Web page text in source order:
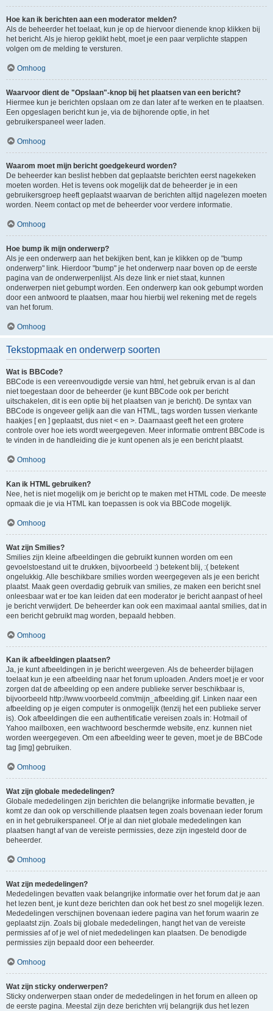
Hoe kan ik berichten aan een moderator melden?
Als de beheerder het toelaat, kun je op de hiervoor dienende knop klikken bij
het bericht. Als je hierop geklikt hebt, moet je een paar verplichte stappen
volgen om de melding te versturen.
Omhoog
Waarvoor dient de "Opslaan"-knop bij het plaatsen van een bericht?
Hiermee kun je berichten opslaan om ze dan later af te werken en te plaatsen.
Een opgeslagen bericht kun je, via de bijhorende optie, in het
gebruikerspaneel weer laden.
Omhoog
Waarom moet mijn bericht goedgekeurd worden?
De beheerder kan beslist hebben dat geplaatste berichten eerst nagekeken
moeten worden. Het is tevens ook mogelijk dat de beheerder je in een
gebruikersgroep heeft geplaatst waarvan de berichten altijd nagelezen moeten
worden. Neem contact op met de beheerder voor verdere informatie.
Omhoog
Hoe bump ik mijn onderwerp?
Als je een onderwerp aan het bekijken bent, kan je klikken op de "bump
onderwerp" link. Hierdoor "bump" je het onderwerp naar boven op de eerste
pagina van de onderwerpenlijst. Als deze link er niet staat, kunnen
onderwerpen niet gebumpt worden. Een onderwerp kan ook gebumpt worden
door een antwoord te plaatsen, maar hou hierbij wel rekening met de regels
van het forum.
Omhoog
Tekstopmaak en onderwerp soorten
Wat is BBCode?
BBCode is een vereenvoudigde versie van html, het gebruik ervan is al dan
niet toegestaan door de beheerder (je kunt BBCode ook per bericht
uitschakelen, dit is een optie bij het plaatsen van je bericht). De syntax van
BBCode is ongeveer gelijk aan die van HTML, tags worden tussen vierkante
haakjes [ en ] geplaatst, dus niet < en >. Daarnaast geeft het een grotere
controle over hoe iets wordt weergegeven. Meer informatie omtrent BBCode is
te vinden in de handleiding die je kunt openen als je een bericht plaatst.
Omhoog
Kan ik HTML gebruiken?
Nee, het is niet mogelijk om je bericht op te maken met HTML code. De meeste
opmaak die je via HTML kan toepassen is ook via BBCode mogelijk.
Omhoog
Wat zijn Smilies?
Smilies zijn kleine afbeeldingen die gebruikt kunnen worden om een
gevoelstoestand uit te drukken, bijvoorbeeld :) betekent blij, :( betekent
ongelukkig. Alle beschikbare smilies worden weergegeven als je een bericht
plaatst. Maak geen overdadig gebruik van smilies, ze maken een bericht snel
onleesbaar wat er toe kan leiden dat een moderator je bericht aanpast of heel
je bericht verwijdert. De beheerder kan ook een maximaal aantal smilies, dat in
een bericht gebruikt mag worden, bepaald hebben.
Omhoog
Kan ik afbeeldingen plaatsen?
Ja, je kunt afbeeldingen in je bericht weergeven. Als de beheerder bijlagen
toelaat kun je een afbeelding naar het forum uploaden. Anders moet je er voor
zorgen dat de afbeelding op een andere publieke server beschikbaar is,
bijvoorbeeld http://www.voorbeeld.com/mijn_afbeelding.gif. Linken naar een
afbeelding op je eigen computer is onmogelijk (tenzij het een publieke server
is). Ook afbeeldingen die een authentificatie vereisen zoals in: Hotmail of
Yahoo mailboxen, een wachtwoord beschermde website, enz. kunnen niet
worden weergegeven. Om een afbeelding weer te geven, moet je de BBCode
tag [img] gebruiken.
Omhoog
Wat zijn globale mededelingen?
Globale mededelingen zijn berichten die belangrijke informatie bevatten, je
komt ze dan ook op verschillende plaatsen tegen zoals bovenaan ieder forum
en in het gebruikerspaneel. Of je al dan niet globale mededelingen kan
plaatsen hangt af van de vereiste permissies, deze zijn ingesteld door de
beheerder.
Omhoog
Wat zijn mededelingen?
Mededelingen bevatten vaak belangrijke informatie over het forum dat je aan
het lezen bent, je kunt deze berichten dan ook het best zo snel mogelijk lezen.
Mededelingen verschijnen bovenaan iedere pagina van het forum waarin ze
geplaatst zijn. Zoals bij globale mededelingen, hangt het van de vereiste
permissies af of je wel of niet mededelingen kan plaatsen. De benodigde
permissies zijn bepaald door een beheerder.
Omhoog
Wat zijn sticky onderwerpen?
Sticky onderwerpen staan onder de mededelingen in het forum en alleen op
de eerste pagina. Meestal zijn deze berichten vrij belangrijk dus het lezen